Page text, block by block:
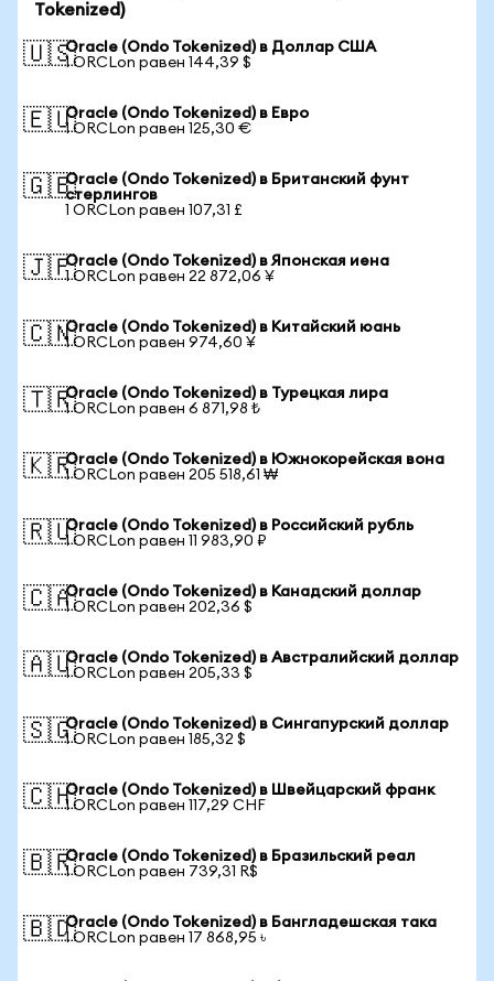
Tokenized)
🇺🇸Oracle (Ondo Tokenized) в Доллар США
1 ORCLon равен 144,39 $
🇪🇺Oracle (Ondo Tokenized) в Евро
1 ORCLon равен 125,30 €
🇬🇧Oracle (Ondo Tokenized) в Британский фунт
стерлингов
1 ORCLon равен 107,31 £
🇯🇵Oracle (Ondo Tokenized) в Японская иена
1 ORCLon равен 22 872,06 ¥
🇨🇳Oracle (Ondo Tokenized) в Китайский юань
1 ORCLon равен 974,60 ¥
🇹🇷Oracle (Ondo Tokenized) в Турецкая лира
1 ORCLon равен 6 871,98 ₺
🇰🇷Oracle (Ondo Tokenized) в Южнокорейская вона
1 ORCLon равен 205 518,61 ₩
🇷🇺Oracle (Ondo Tokenized) в Российский рубль
1 ORCLon равен 11 983,90 ₽
🇨🇦Oracle (Ondo Tokenized) в Канадский доллар
1 ORCLon равен 202,36 $
🇦🇺Oracle (Ondo Tokenized) в Австралийский доллар
1 ORCLon равен 205,33 $
🇸🇬Oracle (Ondo Tokenized) в Сингапурский доллар
1 ORCLon равен 185,32 $
🇨🇭Oracle (Ondo Tokenized) в Швейцарский франк
1 ORCLon равен 117,29 CHF
🇧🇷Oracle (Ondo Tokenized) в Бразильский реал
1 ORCLon равен 739,31 R$
🇧🇩Oracle (Ondo Tokenized) в Бангладешская така
1 ORCLon равен 17 868,95 ৳